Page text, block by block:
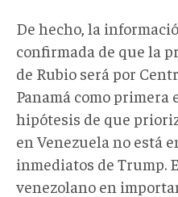
De hecho, la
confirmada de que la
de Rubio será por
Panamá como
hipótesis de que
en Venezuela no está
inmediatos de Trump.
venezolano en